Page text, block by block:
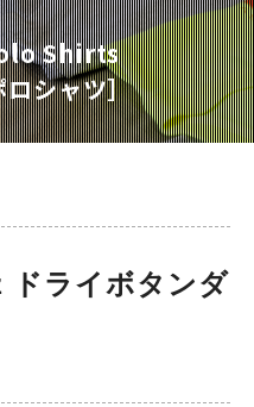
Shirts
シャツ］
ドライボタンダ